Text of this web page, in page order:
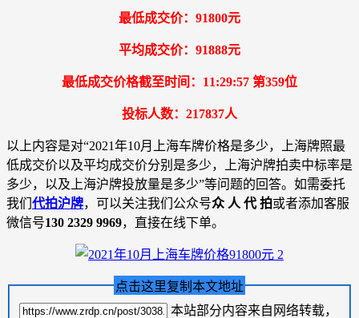
最低成交价：91800元
平均成交价：91888元
最低成交价格截至时间：11:29:57 第359位
投标人数：217837人
以上内容是对“2021年10月上海车牌价格是多少，上海牌照最
低成交价以及平均成交价分别是多少，上海沪牌拍卖中标率是
多少，以及上海沪牌投放量是多少”等问题的回答。如需委托
我们 代拍沪牌，可以关注我们公众号众 人 代 拍或者添加客服
微信号130 2329 9969，直接在线下单。
点击这里复制本文地址
本站部分内容来自网络转载，